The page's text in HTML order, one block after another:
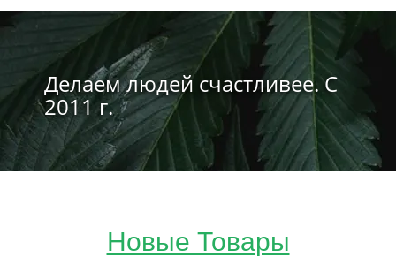
Делаем людей счастливее. С
2011 г.
Новые Товары